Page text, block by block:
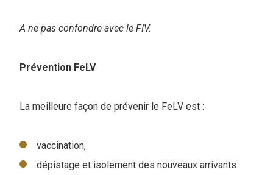
A ne pas confondre avec le FIV.
Prévention FeLV
La meilleure façon de prévenir le FeLV est :
vaccination,
dépistage et isolement des nouveaux arrivants.